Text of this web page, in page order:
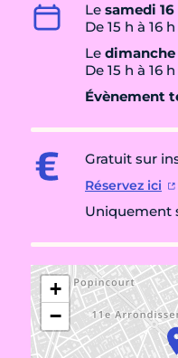
Le samedi
De 15 h à 16
Le dimanche
De 15 h à 16
Évènement
Gratuit sur
Réservez ici
Uniquement
+
−